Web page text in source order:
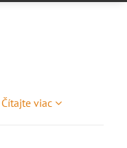
Čítajte viac